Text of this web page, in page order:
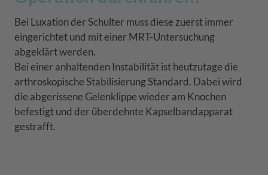
Bei Luxation der Schulter muss diese zuerst immer
eingerichtet und mit einer MRT-Untersuchung
abgeklärt werden.
Bei einer anhaltenden Instabilität ist heutzutage die
arthroskopische Stabilisierung Standard. Dabei wird
die abgerissene Gelenklippe wieder am Knochen
befestigt und der überdehnte Kapselbandapparat
gestrafft.